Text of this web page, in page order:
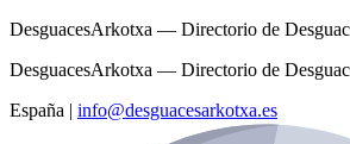
DesguacesArkotxa — Directorio de
DesguacesArkotxa — Directorio de
España | info@desguacesarkotxa.es